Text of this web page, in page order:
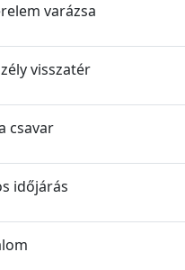
varázsa
visszatér
csavar
időjárás